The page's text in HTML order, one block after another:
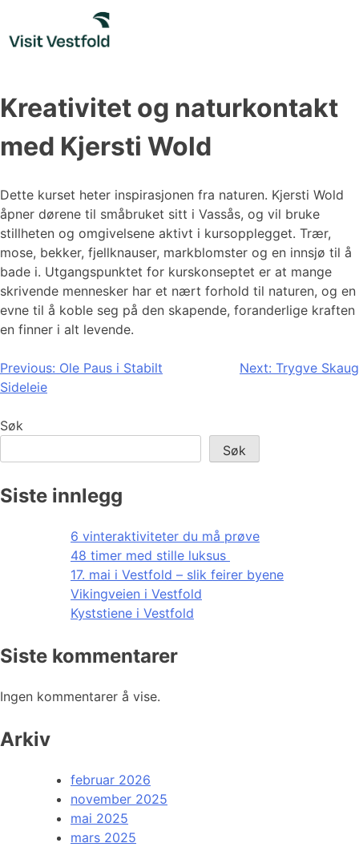
content
Kreativitet og naturkontakt
med Kjersti Wold
Dette kurset heter inspirasjonen fra naturen. Kjersti Wold
åpner dørene til småbruket sitt i Vassås, og vil bruke
stillheten og omgivelsene aktivt i kursopplegget. Trær,
mose, bekker, fjellknauser, markblomster og en innsjø til å
bade i. Utgangspunktet for kurskonseptet er at mange
skrivende mennesker har et nært forhold til naturen, og en
evne til å koble seg på den skapende, foranderlige kraften
en finner i alt levende.
Innleggsnavigasjon
Previous: Ole Paus i Stabilt
Sideleie
Next: Trygve Skaug
Søk
Søk
Siste innlegg
6 vinteraktiviteter du må prøve
48 timer med stille luksus
17. mai i Vestfold – slik feirer byene
Vikingveien i Vestfold
Kyststiene i Vestfold
Siste kommentarer
Ingen kommentarer å vise.
Arkiv
februar 2026
november 2025
mai 2025
mars 2025